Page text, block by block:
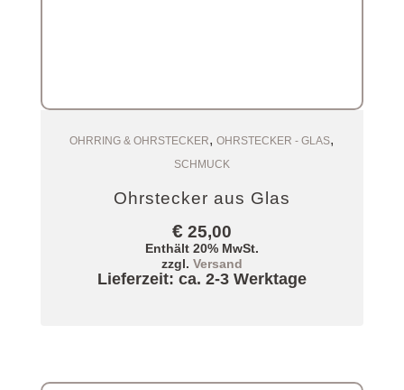
Zum Warenkorb
OHRRING & OHRSTECKER,OHRSTECKER - GLAS,
SCHMUCK
Ohrstecker aus Glas
€25,00
Enthält 20% MwSt.
zzgl. Versand
Lieferzeit: ca. 2-3 Werktage